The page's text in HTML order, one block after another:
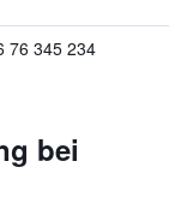
76 345 234
bei